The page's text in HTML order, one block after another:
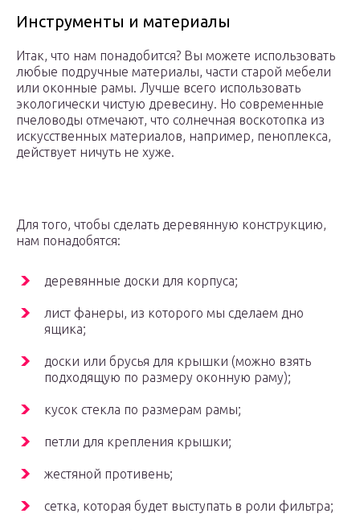
Инструменты и материалы
Итак, что нам понадобится? Вы можете использовать
любые подручные материалы, части старой мебели
или оконные рамы. Лучше всего использовать
экологически чистую древесину. Но современные
пчеловоды отмечают, что солнечная воскотопка из
искусственных материалов, например, пеноплекса,
действует ничуть не хуже.
Для того, чтобы сделать деревянную конструкцию,
нам понадобятся:
деревянные доски для корпуса;
лист фанеры, из которого мы сделаем дно
ящика;
доски или брусья для крышки (можно взять
подходящую по размеру оконную раму);
кусок стекла по размерам рамы;
петли для крепления крышки;
жестяной противень;
сетка, которая будет выступать в роли фильтра;